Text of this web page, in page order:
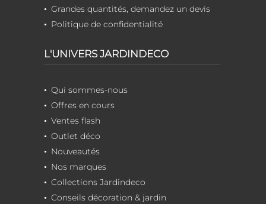
Grandes quantités, demandez un devis
Politique de confidentialité
L'UNIVERS JARDINDECO
Qui sommes-nous
Offres en cours
Ventes flash
Outlet déco
Nouveautés
Nos marques
Collections Jardindeco
Conseils décoration & jardin